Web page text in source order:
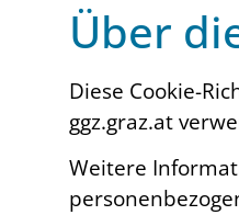
Über
Diese Cookie-
ggz.graz.at
Weitere